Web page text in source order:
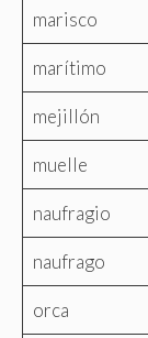
marisco
marítimo
mejillón
muelle
naufragio
naufrago
orca